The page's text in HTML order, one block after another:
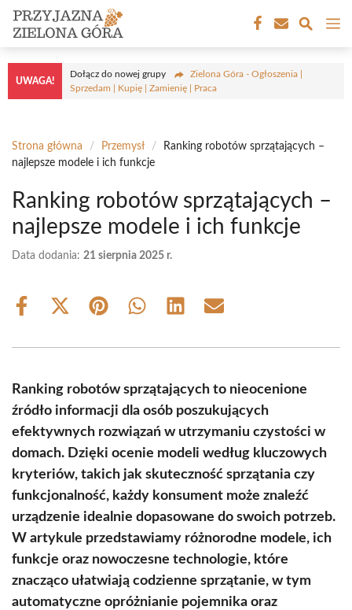
Przejdź
treści
UWAGA!
Dołącz do nowej grupy
Zielona Góra - Ogłoszenia |
Sprzedam | Kupię | Zamienię | Praca
Strona główna / Przemysł /
Ranking robotów sprzątających –
najlepsze modele i ich funkcje
Ranking robotów sprzątających –
najlepsze modele i ich funkcje
Data dodania: 21 sierpnia 2025 r.
Share
Share
(Twitter)
Share Share Share Share
Ranking robotów sprzątających to nieocenione
źródło informacji dla osób poszukujących
efektywnych rozwiązań w utrzymaniu czystości w
domach. Dzięki ocenie modeli według kluczowych
kryteriów, takich jak skuteczność sprzątania czy
funkcjonalność, każdy konsument może znaleźć
urządzenie idealnie dopasowane do swoich potrzeb.
W artykule przedstawiamy różnorodne modele, ich
funkcje oraz nowoczesne technologie, które
znacząco ułatwiają codzienne sprzątanie, w tym
automatyczne opróżnianie pojemnika oraz